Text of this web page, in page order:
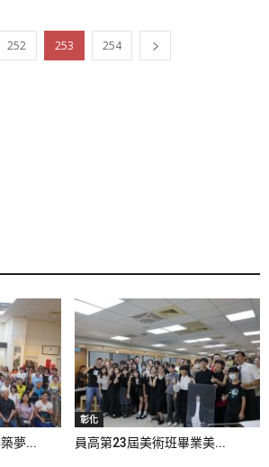
252 253 254
夢...
彰化
員高第23屆美術班畢業美...